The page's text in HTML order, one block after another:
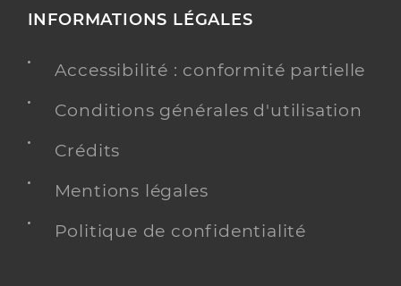
INFORMATIONS LÉGALES
Accessibilité : conformité partielle
Conditions générales d'utilisation
Crédits
Mentions légales
Politique de confidentialité